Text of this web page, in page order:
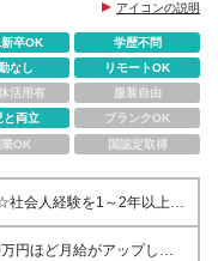
アイコンの説明
卒OK
学歴不問
なし
リモートOK
活用有
服装自由
と両立
ブランクOK
OK 国認定取得
会人経験を1～2年以上お
りできるなど、基本的な
んな方にピッ
円ほど月給がアップした